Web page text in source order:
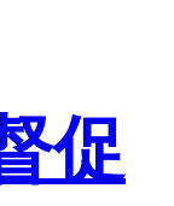
促